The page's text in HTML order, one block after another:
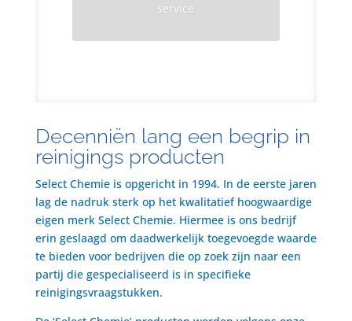
service
Decenniën lang een begrip in
reinigings producten
Select Chemie is opgericht in 1994. In de eerste jaren
lag de nadruk sterk op het kwalitatief hoogwaardige
eigen merk Select Chemie. Hiermee is ons bedrijf
erin geslaagd om daadwerkelijk toegevoegde waarde
te bieden voor bedrijven die op zoek zijn naar een
partij die gespecialiseerd is in specifieke
reinigingsvraagstukken.